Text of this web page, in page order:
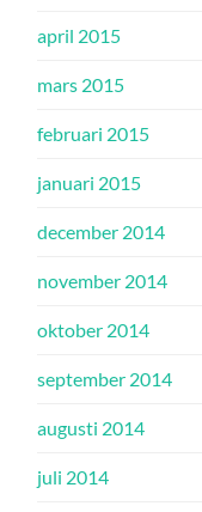
april 2015
mars 2015
februari 2015
januari 2015
december 2014
november 2014
oktober 2014
september 2014
augusti 2014
juli 2014